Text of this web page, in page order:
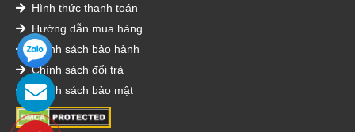
Hình thức thanh toán
Hướng dẫn mua hàng
Chính sách bảo hành
Chính sách đổi trả
Chính sách bảo mật